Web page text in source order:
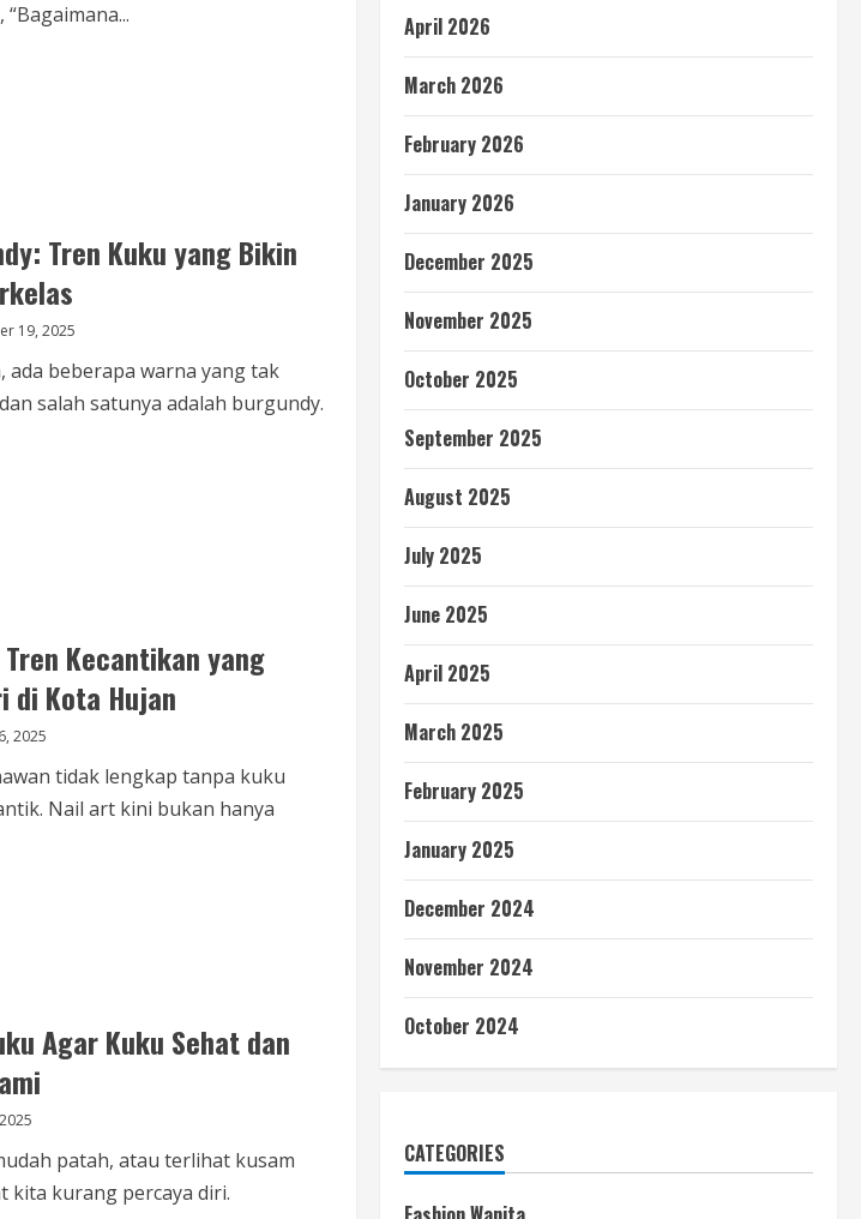
Tren Kuku yang Bikin
19, 2025
ada beberapa warna yang tak
salah satunya adalah burgundy.
Kecantikan yang
di Kota Hujan
2025
tidak lengkap tanpa kuku
Nail art kini bukan hanya
Agar Kuku Sehat dan
patah, atau terlihat kusam
kita kurang percaya diri.
April 2026
March 2026
February 2026
January 2026
December 2025
November 2025
October 2025
September 2025
August 2025
July 2025
June 2025
April 2025
March 2025
February 2025
January 2025
December 2024
November 2024
October 2024
CATEGORIES